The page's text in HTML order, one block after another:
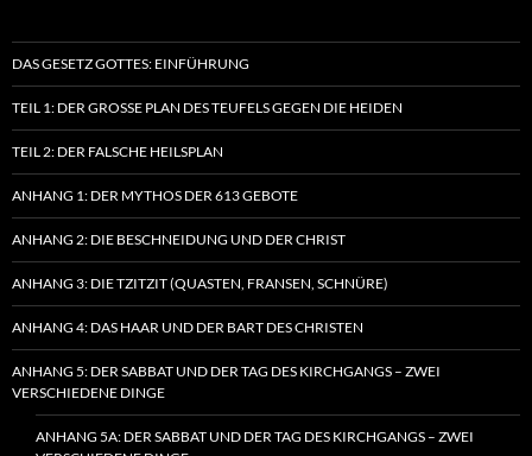
DAS GESETZ GOTTES: EINFÜHRUNG
TEIL 1: DER GROSSE PLAN DES TEUFELS GEGEN DIE HEIDEN
TEIL 2: DER FALSCHE HEILSPLAN
ANHANG 1: DER MYTHOS DER 613 GEBOTE
ANHANG 2: DIE BESCHNEIDUNG UND DER CHRIST
ANHANG 3: DIE TZITZIT (QUASTEN, FRANSEN, SCHNÜRE)
ANHANG 4: DAS HAAR UND DER BART DES CHRISTEN
ANHANG 5: DER SABBAT UND DER TAG DES KIRCHGANGS – ZWEI
VERSCHIEDENE DINGE
ANHANG 5A: DER SABBAT UND DER TAG DES KIRCHGANGS – ZWEI